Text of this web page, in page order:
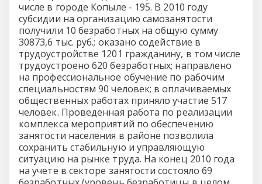
числе в городе Копыле - 195. В 2010 году
субсидии на организацию самозанятости
получили 10 безработных на общую сумму
30873,6 тыс. руб.; оказано содействие в
трудоустройстве 1201 гражданину, в том числе
трудоустроено 620 безработных; направлено
на профессиональное обучение по рабочим
специальностям 90 человек; в оплачиваемых
общественных работах приняло участие 517
человек. Проведенная работа по реализации
комплекса мероприятий по обеспечению
занятости населения в районе позволила
сохранить стабильную и управляющую
ситуацию на рынке труда. На конец 2010 года
на учете в секторе занятости состояло 69